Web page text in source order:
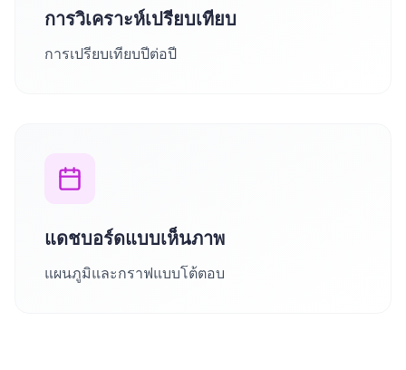
การวิเคราะห์เปรียบเทียบ
การเปรียบเทียบปีต่อปี
แดชบอร์ดแบบเห็นภาพ
แผนภูมิและกราฟแบบโต้ตอบ